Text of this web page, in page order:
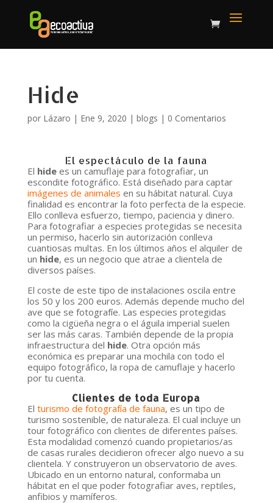
Hide
por Lázaro | Ene 9, 2020 | blogs | 0 Comentarios
El espectáculo de la fauna
El hidees un camuflaje para fotografiar, un
escondite fotográfico. Está diseñado para captar
imágenes de animales en su hábitat natural. Cuya
finalidad es encontrar la foto perfecta de la especie.
Ello conlleva esfuerzo, tiempo, paciencia y dinero.
Para fotografiar a especies protegidas se necesita
un permiso, hacerlo sin autorización conlleva
cuantiosas multas. En los últimos años el alquiler de
un hide, es un negocio que atrae a clientela de
diversos países.
El coste de este tipo de instalaciones oscila entre
los 50 y los 200 euros. Además depende mucho del
ave que se fotografíe. Las especies protegidas
como la cigüeña negra o el águila imperial suelen
ser las más caras. También depende de la propia
infraestructura del hide. Otra opción más
económica es preparar una mochila con todo el
equipo fotográfico, la ropa de camuflaje y hacerlo
por tu cuenta.
Clientes de toda Europa
El turismo de fotografía de fauna, es un tipo de
turismo sostenible, de naturaleza. El cual incluye un
tour fotográfico con clientes de diferentes países.
Esta modalidad comenzó cuando propietarios/as
de casas rurales decidieron ofrecer algo nuevo a su
clientela. Y construyeron un observatorio de aves.
Ubicado en un entorno natural, conformaba un
hábitat en el que poder fotografiar aves, reptiles,
anfibios y mamíferos.